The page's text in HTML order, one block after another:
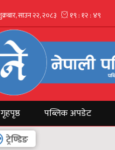
गृहपृष्ठ पब्लिक अपडेट
अन्य
ट्रेण्डिङ